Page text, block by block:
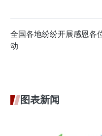
全国各地纷纷开展感恩各
动
图表新闻